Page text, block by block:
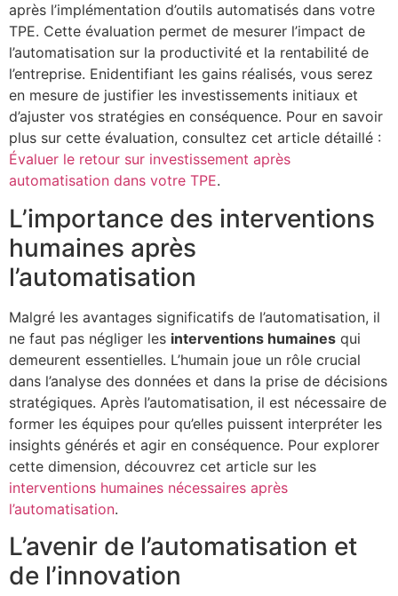
après l’implémentation d’outils automatisés dans votre
TPE. Cette évaluation permet de mesurer l’impact de
l’automatisation sur la productivité et la rentabilité de
l’entreprise. Enidentifiant les gains réalisés, vous serez
en mesure de justifier les investissements initiaux et
d’ajuster vos stratégies en conséquence. Pour en savoir
plus sur cette évaluation, consultez cet article détaillé :
Évaluer le retour sur investissement après
automatisation dans votre TPE.
L’importance des interventions
humaines après
l’automatisation
Malgré les avantages significatifs de l’automatisation, il
ne faut pas négliger les interventions humaines qui
demeurent essentielles. L’humain joue un rôle crucial
dans l’analyse des données et dans la prise de décisions
stratégiques. Après l’automatisation, il est nécessaire de
former les équipes pour qu’elles puissent interpréter les
insights générés et agir en conséquence. Pour explorer
cette dimension, découvrez cet article sur les
interventions humaines nécessaires après
l’automatisation.
L’avenir de l’automatisation et
de l’innovation